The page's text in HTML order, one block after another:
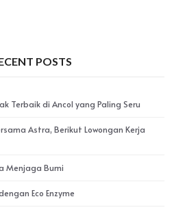
POSTS
Terbaik di Ancol yang Paling Seru
Astra, Berikut Lowongan Kerja
Menjaga Bumi
Eco Enzyme